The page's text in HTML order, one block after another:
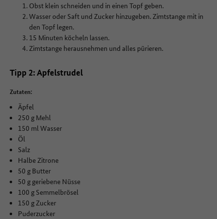
Obst klein schneiden und in einen Topf geben.
Wasser oder Saft und Zucker hinzugeben. Zimtstange mit in
den Topf legen.
15 Minuten köcheln lassen.
Zimtstange herausnehmen und alles pürieren.
Tipp 2: Apfelstrudel
Zutaten:
Äpfel
250 g Mehl
150 ml Wasser
Öl
Salz
Halbe Zitrone
50 g Butter
50 g geriebene Nüsse
100 g Semmelbrösel
150 g Zucker
Puderzucker